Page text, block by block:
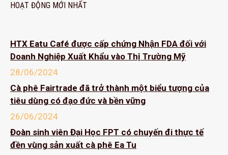
HOẠT ĐỘNG MỚI NHẤT
HTX Eatu Café được cấp chứng Nhận FDA đối với
Doanh Nghiệp Xuất Khẩu vào Thị Trường Mỹ
28/06/2024
Cà phê Fairtrade đã trở thành một biểu tượng của
tiêu dùng có đạo đức và bền vững
26/06/2024
Đoàn sinh viên Đại Học FPT có chuyến đi thực tế
đền vùng sản xuất cà phê Ea Tu